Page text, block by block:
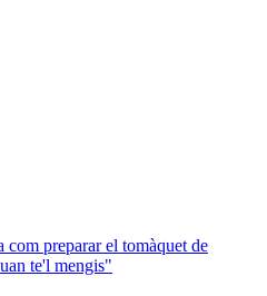
com preparar el tomàquet de
te'l mengis"